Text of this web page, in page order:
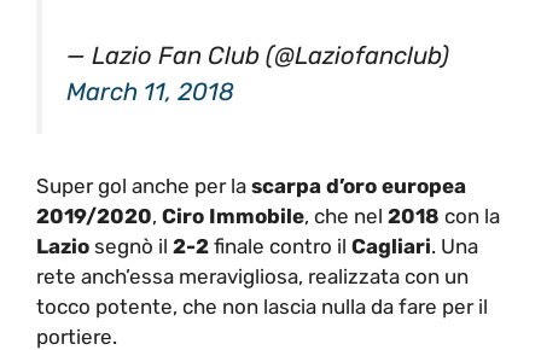
March 11, 2018
2019/2020
Ciro Immobile , che nel
Lazio segnò il2-2 finale contro il Cagliari. Una
rete anch’essa meravigliosa, realizzata con un
tocco potente, che non lascia nulla da fare per il
portiere.